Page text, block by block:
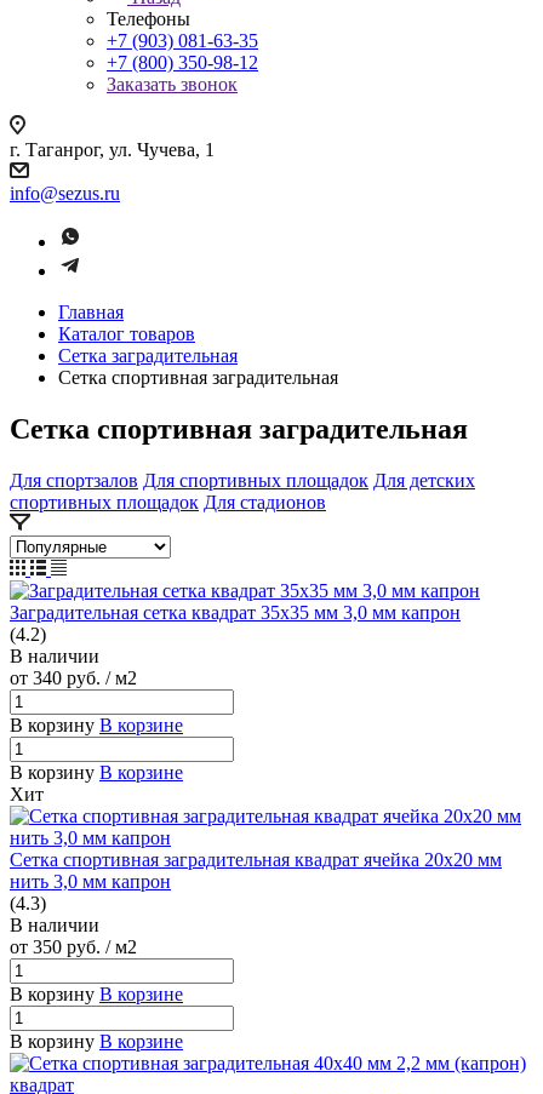
Телефоны
+7 (903) 081-63-35
+7 (800) 350-98-12
Заказать звонок
г. Таганрог, ул. Чучева, 1
info@sezus.ru
Главная
Каталог товаров
Сетка заградительная
Сетка спортивная заградительная
Сетка спортивная заградительная
Для спортзалов Для спортивных площадок Для детских
спортивных площадок Для стадионов
Заградительная сетка квадрат 35х35 мм 3,0 мм капрон
(4.2)
В наличии
от 340 руб. / м2
В корзину В корзине
В корзину В корзине
Хит
Сетка спортивная заградительная квадрат ячейка 20х20 мм
нить 3,0 мм капрон
(4.3)
В наличии
от 350 руб. / м2
В корзину В корзине
В корзину В корзине